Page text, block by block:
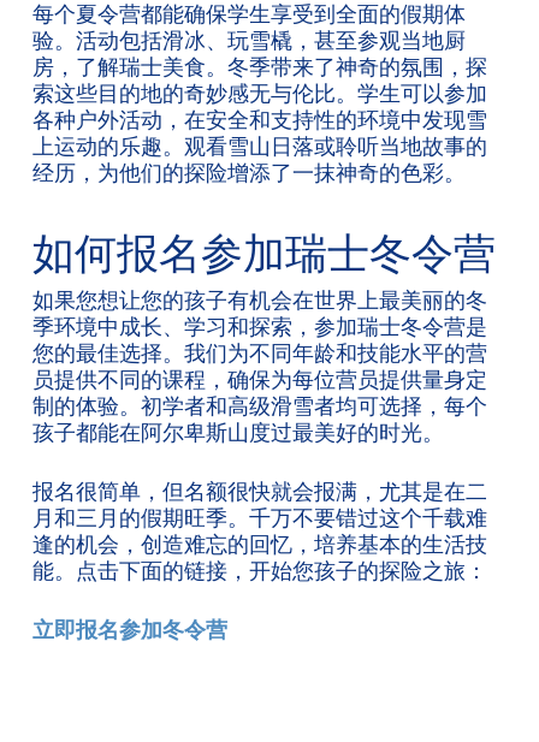
每个夏令营都能确保学生享受到全面的假期体
验。活动包括滑冰、玩雪橇，甚至参观当地厨
房，了解瑞士美食。冬季带来了神奇的氛围，探
索这些目的地的奇妙感无与伦比。学生可以参加
各种户外活动，在安全和支持性的环境中发现雪
上运动的乐趣。观看雪山日落或聆听当地故事的
经历，为他们的探险增添了一抹神奇的色彩。
如何报名参加瑞士冬令营
如果您想让您的孩子有机会在世界上最美丽的冬
季环境中成长、学习和探索，参加瑞士冬令营是
您的最佳选择。我们为不同年龄和技能水平的营
员提供不同的课程，确保为每位营员提供量身定
制的体验。初学者和高级滑雪者均可选择，每个
孩子都能在阿尔卑斯山度过最美好的时光。
报名很简单，但名额很快就会报满，尤其是在二
月和三月的假期旺季。千万不要错过这个千载难
逢的机会，创造难忘的回忆，培养基本的生活技
能。点击下面的链接，开始您孩子的探险之旅：
立即报名参加冬令营